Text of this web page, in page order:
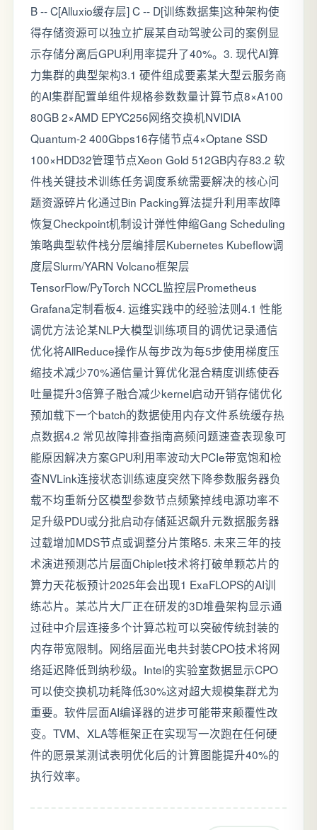
B -- C[Alluxio缓存层] C -- D[训练数据集]这种架构使
得存储资源可以独立扩展某自动驾驶公司的案例显
示存储分离后GPU利用率提升了40%。3. 现代AI算
力集群的典型架构3.1 硬件组成要素某大型云服务商
的AI集群配置单组件规格参数数量计算节点8×A100
80GB 2×AMD EPYC256网络交换机NVIDIA
Quantum-2 400Gbps16存储节点4×Optane SSD
100×HDD32管理节点Xeon Gold 512GB内存83.2 软
件栈关键技术训练任务调度系统需要解决的核心问
题资源碎片化通过Bin Packing算法提升利用率故障
恢复Checkpoint机制设计弹性伸缩Gang Scheduling
策略典型软件栈分层编排层Kubernetes Kubeflow调
度层Slurm/YARN Volcano框架层
TensorFlow/PyTorch NCCL监控层Prometheus
Grafana定制看板4. 运维实践中的经验法则4.1 性能
调优方法论某NLP大模型训练项目的调优记录通信
优化将AllReduce操作从每步改为每5步使用梯度压
缩技术减少70%通信量计算优化混合精度训练使吞
吐量提升3倍算子融合减少kernel启动开销存储优化
预加载下一个batch的数据使用内存文件系统缓存热
点数据4.2 常见故障排查指南高频问题速查表现象可
能原因解决方案GPU利用率波动大PCIe带宽饱和检
查NVLink连接状态训练速度突然下降参数服务器负
载不均重新分区模型参数节点频繁掉线电源功率不
足升级PDU或分批启动存储延迟飙升元数据服务器
过载增加MDS节点或调整分片策略5. 未来三年的技
术演进预测芯片层面Chiplet技术将打破单颗芯片的
算力天花板预计2025年会出现1 ExaFLOPS的AI训
练芯片。某芯片大厂正在研发的3D堆叠架构显示通
过硅中介层连接多个计算芯粒可以突破传统封装的
内存带宽限制。网络层面光电共封装CPO技术将网
络延迟降低到纳秒级。Intel的实验室数据显示CPO
可以使交换机功耗降低30%这对超大规模集群尤为
重要。软件层面AI编译器的进步可能带来颠覆性改
变。TVM、XLA等框架正在实现写一次跑在任何硬
件的愿景某测试表明优化后的计算图能提升40%的
执行效率。